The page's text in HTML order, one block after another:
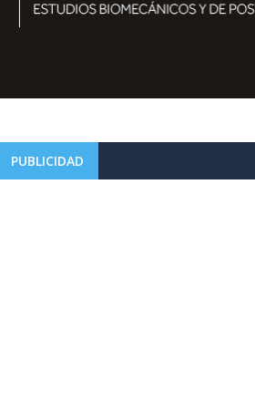
PUBLICIDAD